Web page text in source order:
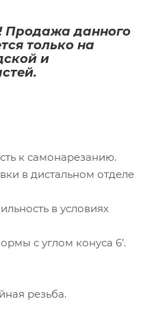
Продажа данного
только на
и
к самонарезанию.
в дистальном отделе
в условиях
с углом конуса 6’.
резьба.